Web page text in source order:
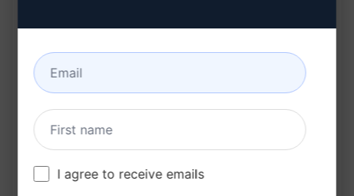
İşletmenizin ürün ve hizmetlerini kısa sürede
tanıtarak müşteri çekme şansı
GMB açıklamalarıyla çevrimiçi görünürlüğü
artırarak potansiyel müşterilere kolayca erişim
sağlama
için ideal bir araç
I agree to receive emails